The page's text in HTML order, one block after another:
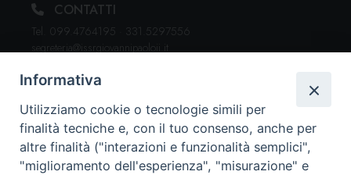
CONTATTI
Tel. 099.4764195 · 331.5297556
segreteria@issrgiovannipaoloii.it
ORARI DI SEGRETERIA
Dal lunedì al venerdì: 15:30 - 19:00
Informativa
Utilizziamo cookie o tecnologie simili per
finalità tecniche e, con il tuo consenso, anche per
altre finalità ("interazioni e funzionalità semplici",
"miglioramento dell'esperienza", "misurazione" e